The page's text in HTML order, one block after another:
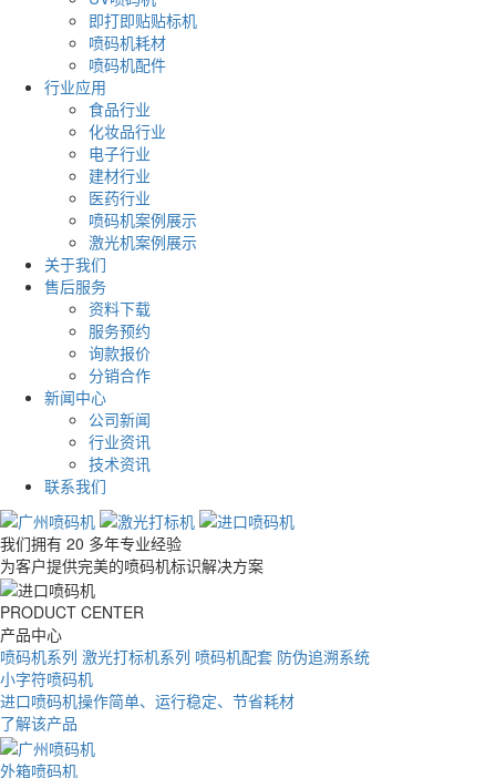
即打即贴贴标机
喷码机耗材
喷码机配件
行业应用
食品行业
化妆品行业
电子行业
建材行业
医药行业
喷码机案例展示
激光机案例展示
关于我们
售后服务
资料下载
服务预约
询款报价
分销合作
新闻中心
公司新闻
行业资讯
技术资讯
联系我们
我们拥有 20 多年专业经验
为客户提供完美的喷码机标识解决方案
PRODUCT CENTER
产品中心
喷码机系列 激光打标机系列 喷码机配套 防伪追溯系统
小字符喷码机
进口喷码机操作简单、运行稳定、节省耗材
了解该产品
外箱喷码机